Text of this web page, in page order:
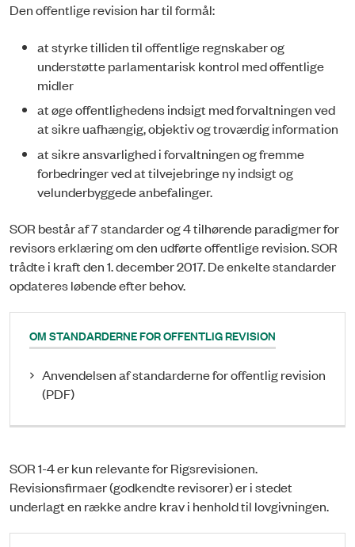
Den offentlige revision har til formål:
at styrke tilliden til offentlige regnskaber og
understøtte parlamentarisk kontrol med offentlige
midler
at øge offentlighedens indsigt med forvaltningen ved
at sikre uafhængig, objektiv og troværdig information
at sikre ansvarlighed i forvaltningen og fremme
forbedringer ved at tilvejebringe ny indsigt og
velunderbyggede anbefalinger.
SOR består af 7 standarder og 4 tilhørende paradigmer for
revisors erklæring om den udførte offentlige revision. SOR
trådte i kraft den 1. december 2017. De enkelte standarder
opdateres løbende efter behov.
OM STANDARDERNE FOR OFFENTLIG REVISION
Anvendelsen af standarderne for offentlig revision
(PDF)
SOR 1-4 er kun relevante for Rigsrevisionen.
Revisionsfirmaer (godkendte revisorer) er i stedet
underlagt en række andre krav i henhold til lovgivningen.